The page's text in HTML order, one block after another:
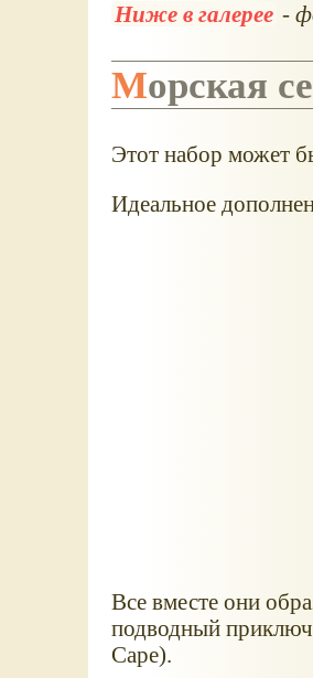
Ниже в галерее -
Морская
Этот набор может
Идеальное
Все вместе они
подводный
Cape).